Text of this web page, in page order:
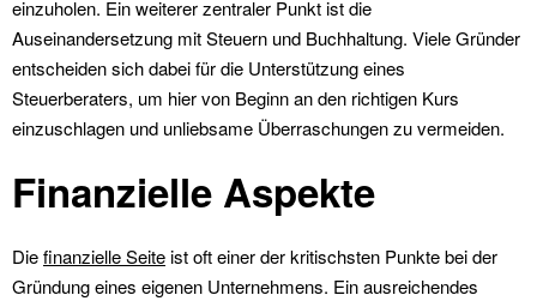
einzuholen. Ein weiterer zentraler Punkt ist die
Auseinandersetzung mit Steuern und Buchhaltung. Viele Gründer
entscheiden sich dabei für die Unterstützung eines
Steuerberaters, um hier von Beginn an den richtigen Kurs
einzuschlagen und unliebsame Überraschungen zu vermeiden.
Finanzielle Aspekte
Diefinanzielle Seiteist oft einer der kritischsten Punkte bei der
Gründung eines eigenen Unternehmens. Ein ausreichendes